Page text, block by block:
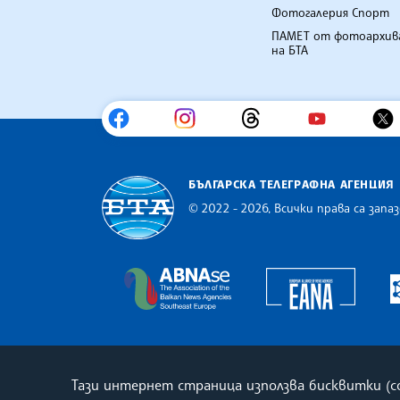
Фотогалерия Спорт
ПАМЕТ от
на БТА
БЪЛГАРСКА ТЕЛЕГРАФНА АГЕНЦИЯ
© 2022 - 2026, Всички права са
The Assocoation of the
Тази интернет страница използва бисквитки